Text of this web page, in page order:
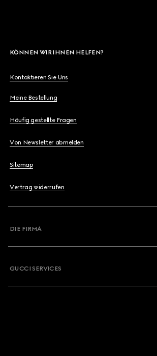
KÖNNEN WIR IHNEN HELFEN?
Kontaktieren Sie Uns
Meine Bestellung
Häufig gestellte Fragen
Von Newsletter abmelden
Sitemap
Vertrag widerrufen
DIE FIRMA
GUCCI SERVICES